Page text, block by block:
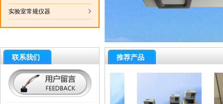
实验室常规仪器
联系我们 推荐产品